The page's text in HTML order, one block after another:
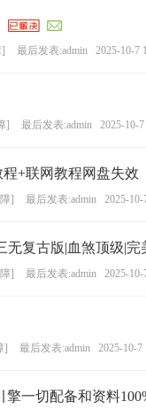
] 最后发表:admin 2025-10-7
] 最后发表:admin 2025-10-
+联网教程网盘失效
] 最后发表:admin 2025-10-
无复古版|血煞顶级|
] 最后发表:admin 2025-10-
] 最后发表:admin 2025-10-7
一切配备和资料